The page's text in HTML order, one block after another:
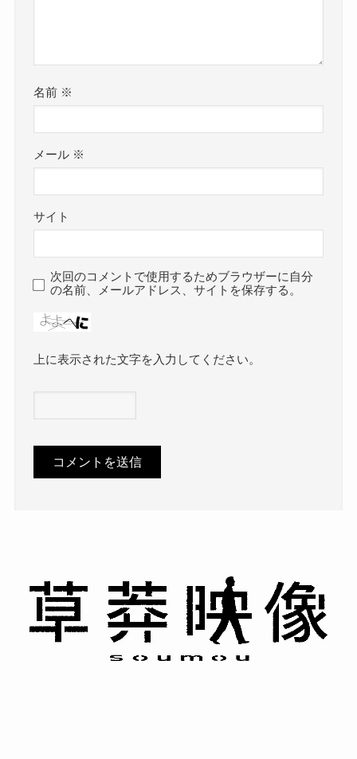
名前 ※
メール ※
サイト
次回のコメントで使用するためブラウザーに自分
の名前、メールアドレス、サイトを保存する。
上に表示された文字を入力してください。